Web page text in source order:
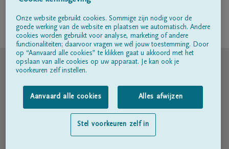
Volg ons op
© DELA
Gebruiksvoorwaarden
Privacyverklaring
Toegankelijkheidsverklaring
Onze website gebruikt cookies. Sommige zijn nodig voor de
goede werking van de website en plaatsen we automatisch. Andere
cookies worden gebruikt voor analyse, marketing of andere
functionaliteiten; daarvoor vragen we wél jouw toestemming. Door
op “Aanvaard alle cookies” te klikken gaat u akkoord met het
opslaan van alle cookies op uw apparaat. Je kan ook je
voorkeuren zelf instellen.
Aanvaard alle cookies Alles afwijzen
Stel voorkeuren zelf in